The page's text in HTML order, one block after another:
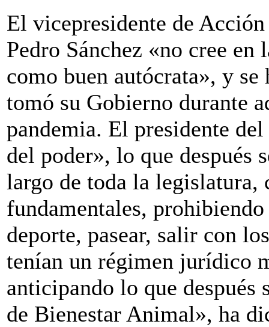
El vicepresidente de
Pedro Sánchez «no cree
como buen autócrata», y
tomó su Gobierno durante
pandemia. El presidente
del poder», lo que después
largo de toda la legislatura,
fundamentales,
deporte, pasear, salir con
tenían un régimen jurídico
anticipando lo que después
de Bienestar Animal», ha